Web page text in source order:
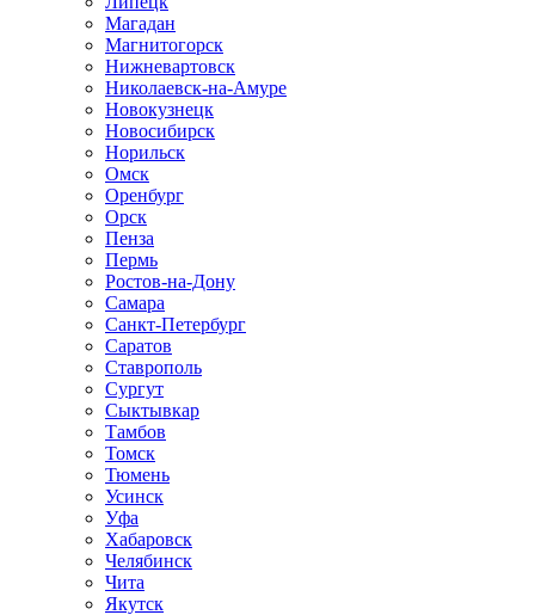
Магадан
Магнитогорск
Нижневартовск
Николаевск-на-Амуре
Новокузнецк
Новосибирск
Норильск
Омск
Оренбург
Орск
Пенза
Пермь
Ростов-на-Дону
Самара
Санкт-Петербург
Саратов
Ставрополь
Сургут
Сыктывкар
Тамбов
Томск
Тюмень
Усинск
Уфа
Хабаровск
Челябинск
Чита
Якутск